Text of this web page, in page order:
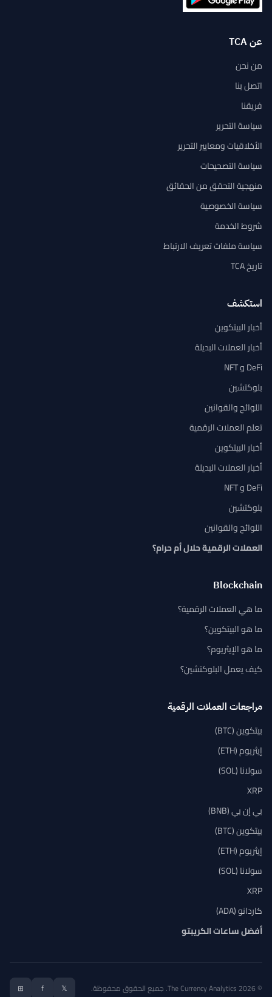
عن TCA
من نحن
اتصل بنا
فريقنا
سياسة التحرير
الأخلاقيات ومعايير التحرير
سياسة التصحيحات
منهجية التحقق من الحقائق
سياسة الخصوصية
شروط الخدمة
سياسة ملفات تعريف الارتباط
تاريخ TCA
استكشف
أخبار البيتكوين
أخبار العملات البديلة
DeFi و NFT
بلوكتشين
اللوائح والقوانين
تعلم العملات الرقمية
أخبار البيتكوين
أخبار العملات البديلة
DeFi و NFT
بلوكتشين
اللوائح والقوانين
العملات الرقمية حلال أم حرام؟
Blockchain
ما هي العملات الرقمية؟
ما هو البيتكوين؟
ما هو الإيثريوم؟
كيف يعمل البلوكتشين؟
مراجعات العملات الرقمية
بيتكوين (BTC)
إيثريوم (ETH)
سولانا (SOL)
XRP
بي إن بي (BNB)
بيتكوين (BTC)
إيثريوم (ETH)
سولانا (SOL)
XRP
كاردانو (ADA)
أفضل ساعات الكريبتو
© 2026 The Currency Analytics. جميع الحقوق محفوظة. 𝕏
f
⊞